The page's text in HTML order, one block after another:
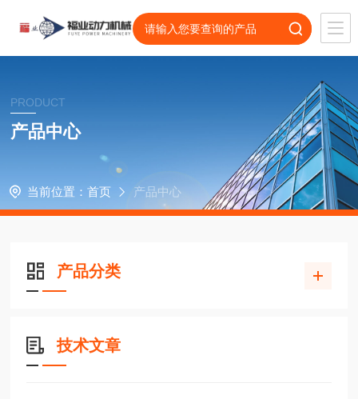
PRODUCT
产品中心
当前位置： 首页 产品中心
产品分类
技术文章